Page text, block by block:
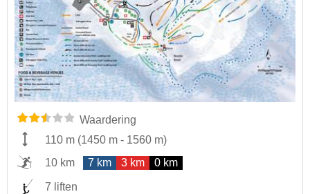
Waardering
110 m (1450 m - 1560 m)
10 km
7 km 3 km 0 km
7 liften